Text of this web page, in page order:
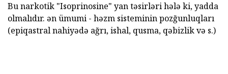
Bu narkotik "Isoprinosine" yan təsirləri hələ ki, yadda
olmalıdır. ən ümumi - həzm sisteminin pozğunluqları
(epiqastral nahiyədə ağrı, ishal, qusma, qəbizlik və s.)